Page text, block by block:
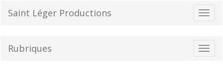
la
Saint Léger Productions
la
Rubriques